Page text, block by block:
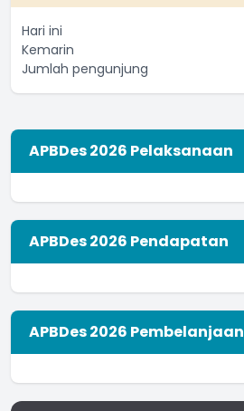
Hari ini
Kemarin
Jumlah pengunjung
APBDes 2026 Pelaksanaan
APBDes 2026 Pendapatan
APBDes 2026 Pembelanjaan